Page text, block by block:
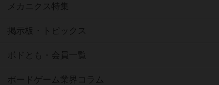
メカニクス特集
掲示板・トピックス
ボドとも・会員一覧
ボードゲーム業界コラム